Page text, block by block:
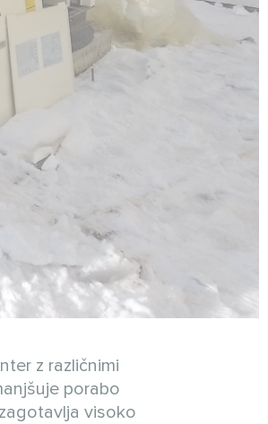
z različnimi
porabo
visoko